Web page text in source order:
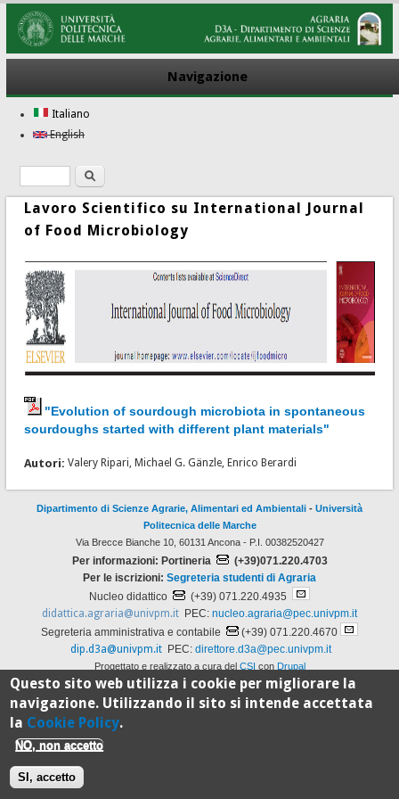
Navigazione
Italiano
English
Form di ricerca
Ricerca
Lavoro Scientifico su International Journal
of Food Microbiology
"Evolution of sourdough microbiota in spontaneous
sourdoughs started with different plant materials"
Autori: Valery Ripari, Michael G. Gänzle, Enrico Berardi
Dipartimento di Scienze Agrarie, Alimentari ed Ambientali - Università
Politecnica delle Marche
Via Brecce Bianche 10, 60131 Ancona - P.I. 00382520427
Per informazioni: Portineria
(+39)071.220.4703
Per le iscrizioni: Segreteria studenti di Agraria
Nucleo didattico
(+39) 071.220.4935
didattica.agraria@univpm.it PEC: nucleo.agraria@pec.univpm.it
Segreteria amministrativa e contabile
(+39) 071.220.4670
dip.d3a@univpm.it PEC: direttore.d3a@pec.univpm.it
Progettato e realizzato a cura del CSI con Drupal
100%
Standard
Questo sito web utilizza i cookie per migliorare la
navigazione. Utilizzando il sito si intende accettata
la Cookie Policy.
NO, non accetto
SI, accetto